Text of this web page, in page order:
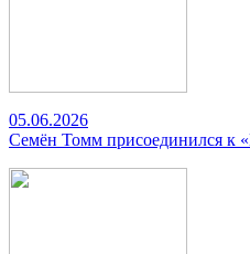
05.06.2026
Семён Томм присоединился к